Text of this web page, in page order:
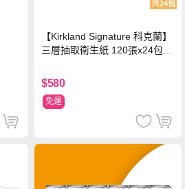
【Kirkland Signature 科克蘭】
三層抽取衛生紙 120張x24包x1
$580
免運